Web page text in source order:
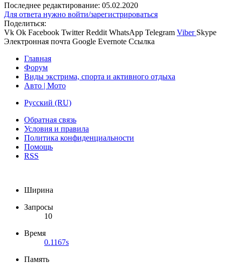
Последнее редактирование: 05.02.2020
Для ответа нужно войти/зарегистрироваться
Поделиться:
Vk Ok Facebook Twitter Reddit WhatsApp Telegram Viber Skype
Электронная почта Google Evernote Ссылка
Главная
Форум
Виды экстрима, спорта и активного отдыха
Авто | Мото
Русский (RU)
Обратная связь
Условия и правила
Политика конфиденциальности
Помощь
RSS
Ширина
Запросы
10
Время
0.1167s
Память